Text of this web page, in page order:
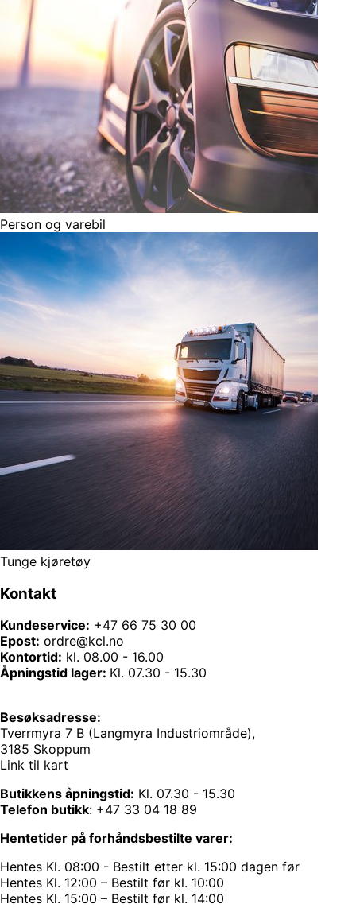
Person og varebil
Tunge kjøretøy
Kontakt
Kundeservice: +47 66 75 30 00
Epost: ordre@kcl.no
Kontortid: kl. 08.00 - 16.00
Åpningstid lager: Kl. 07.30 - 15.30
Besøksadresse:
Tverrmyra 7 B (Langmyra Industriområde),
3185 Skoppum
Link til kart
Butikkens åpningstid: Kl. 07.30 - 15.30
Telefon butikk: +47 33 04 18 89
Hentetider på forhåndsbestilte varer:
Hentes Kl. 08:00 - Bestilt etter kl. 15:00 dagen før
Hentes Kl. 12:00 – Bestilt før kl. 10:00
Hentes Kl. 15:00 – Bestilt før kl. 14:00